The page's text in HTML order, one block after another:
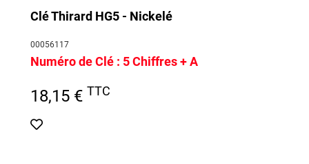
Clé Thirard HG5 - Nickelé
00056117
Numéro de Clé : 5 Chiffres + A
18,15 € TTC